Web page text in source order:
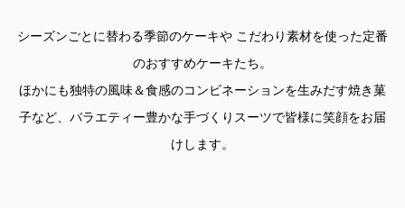
シーズンごとに替わる季節のケーキや こだわり素材を使った定番
のおすすめケーキたち。
ほかにも独特の風味＆食感のコンビネーションを生みだす焼き菓
子など、バラエティー豊かな手づくりスーツで皆様に笑顔をお届
けします。